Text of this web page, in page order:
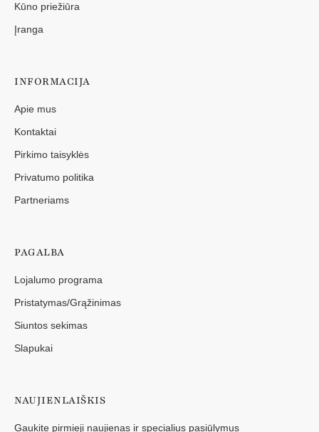
Kūno priežiūra
Įranga
INFORMACIJA
Apie mus
Kontaktai
Pirkimo taisyklės
Privatumo politika
Partneriams
PAGALBA
Lojalumo programa
Pristatymas/Grąžinimas
Siuntos sekimas
Slapukai
NAUJIENLAIŠKIS
Gaukite pirmieji naujienas ir specialius pasiūlymus